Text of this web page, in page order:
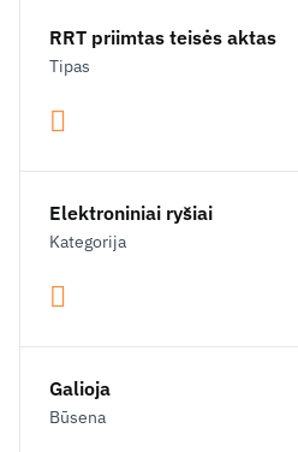
RRT priimtas teisės aktas
Tipas
Elektroniniai ryšiai
Kategorija
Galioja
Būsena